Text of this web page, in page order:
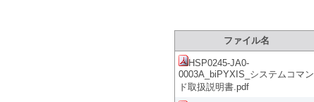
ファイル名
HSP0245-JA0-
0003A_biPYXIS_システムコマン
ド取扱説明書.pdf